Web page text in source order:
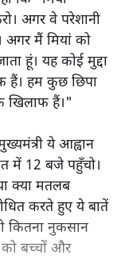
अगर वे परेशानी
मैं मियां को
हूं। यह कोई मुद्दा
हैं। हम कुछ छिपा
खिलाफ हैं।"
ये आह्वान
में 12 बजे पहुँचो।
क्या मतलब
करते हुए ये बातें
कितना नुकसान
बच्चों और